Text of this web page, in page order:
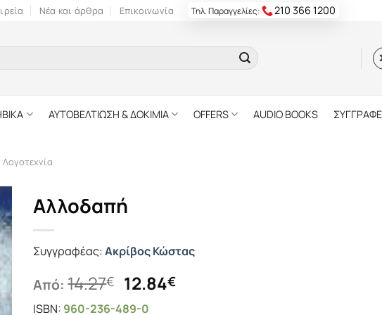
Νέα και άρθρα Επικοινωνία Τηλ. Παραγγελίες: 210 366 1200
ΑΥΤΟΒΕΛΤΙΩΣΗ & ΔΟΚΙΜΙΑ OFFERS AUDIO BOOKS
Λογοτεχνία
Αλλοδαπή
Συγγραφέας:Ακρίβος Κώστας
Από:14.27€ Original
price
12.84€Η
ISBN: 960-236-489-0